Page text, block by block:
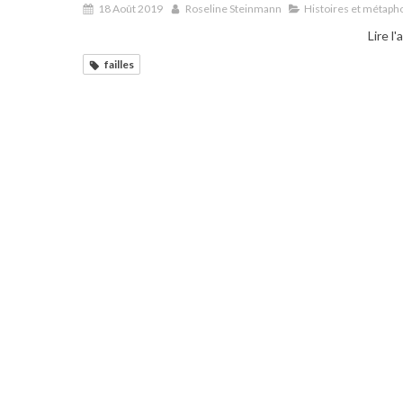
18 Août 2019 Roseline Steinmann Histoires et
Lire
failles